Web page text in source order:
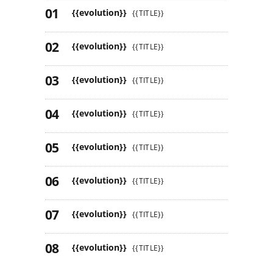
{{evolution}} {{TITLE}}
{{evolution}} {{TITLE}}
{{evolution}} {{TITLE}}
{{evolution}} {{TITLE}}
{{evolution}} {{TITLE}}
{{evolution}} {{TITLE}}
{{evolution}} {{TITLE}}
{{evolution}} {{TITLE}}